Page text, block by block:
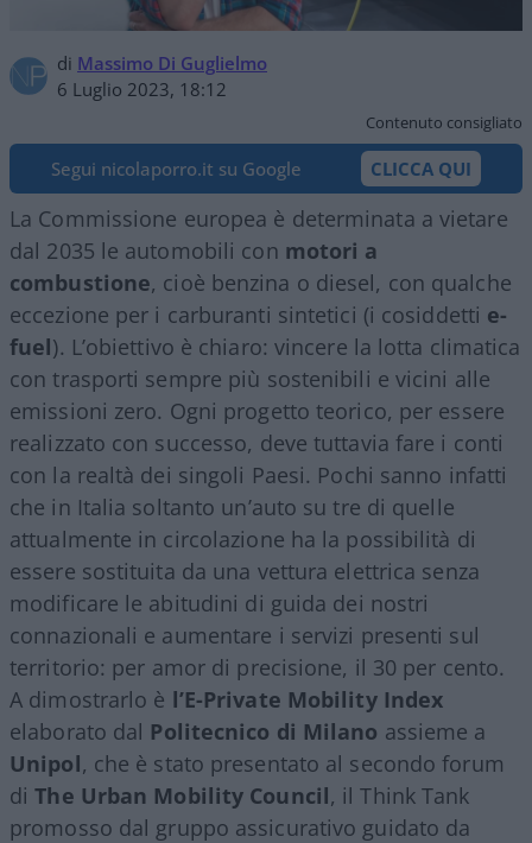
di Massimo Di Guglielmo
6 Luglio 2023, 18:12
Contenuto consigliato
Segui nicolaporro.it su Google CLICCA QUI
La Commissione europea è determinata a vietare
dal 2035 le automobili con motori a
combustione, cioè benzina o diesel, con qualche
eccezione per i carburanti sintetici (i cosiddetti e-
fuel). L’obiettivo è chiaro: vincere la lotta climatica
con trasporti sempre più sostenibili e vicini alle
emissioni zero. Ogni progetto teorico, per essere
realizzato con successo, deve tuttavia fare i conti
con la realtà dei singoli Paesi. Pochi sanno infatti
che in Italia soltanto un’auto su tre di quelle
attualmente in circolazione ha la possibilità di
essere sostituita da una vettura elettrica senza
modificare le abitudini di guida dei nostri
connazionali e aumentare i servizi presenti sul
territorio: per amor di precisione, il 30 per cento.
A dimostrarlo è l’E-Private Mobility Index
elaborato dal Politecnico di Milano assieme a
Unipol, che è stato presentato al secondo forum
di The Urban Mobility Council, il Think Tank
promosso dal gruppo assicurativo guidato da